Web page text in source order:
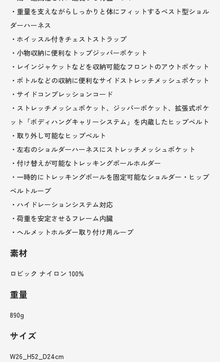
・重量を支えながらしっかりと体にフィットするベスト型ショル
ダーハーネス
・ホイッスル付きチェストストラップ
・小物収納に便利なトップジッパーポケット
・レインジャケットなどを収納可能なフロントのアウトポケット
・ボトルなどの収納に便利なサイドストレッチメッシュポケット
・サイドコンプレッションコード
・ストレッチメッシュポケット、ジッパーポケット、拡張式ポケ
ット「ボディハングキャリーシステム」を内蔵したヒップベルト
・取り外し可能なヒップベルト
・左右のショルダーハーネスにストレッチメッシュポケット
・付け替えが可能なトレッキングポールホルダー
・一時的にトレッキングポールを固定可能なショルダー・ヒップ
ベルトループ
・ハイドレーションシステム対応
・荷重を安定させるフレーム内臓
・ヘルメットホルダー取り付け用ループ
素材
ロビック ナイロン 100%
重量
890g
サイズ
W26_H52_D24cm